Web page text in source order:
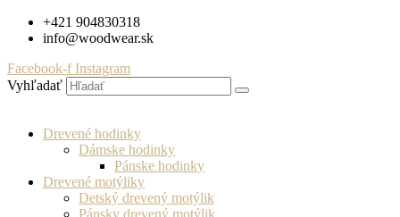
Preskočiť+421 904830318
info@woodwear.sk
Facebook-f Instagram
Vyhľadať
Drevené hodinky
Dámske hodinky
Pánske hodinky
Drevené motýliky
Detský drevený motýlik
Pánsky drevený motýlik